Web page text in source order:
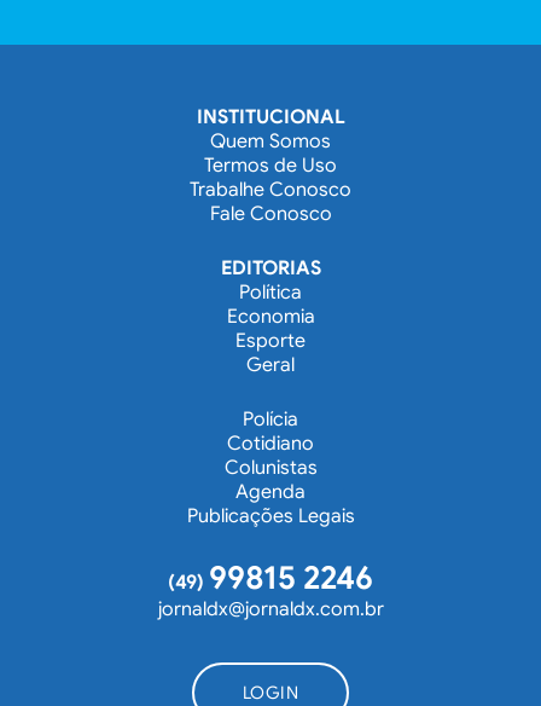
INSTITUCIONAL
Quem Somos
Termos de Uso
Trabalhe Conosco
Fale Conosco
EDITORIAS
Política
Economia
Esporte
Geral
Polícia
Cotidiano
Colunistas
Agenda
Publicações Legais
(49) 99815 2246
jornaldx@jornaldx.com.br
LOGIN